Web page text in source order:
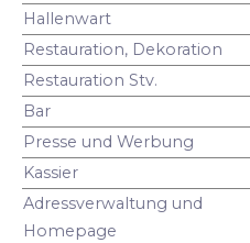
Hallenwart
Restauration, Dekoration
Restauration Stv.
Bar
Presse und Werbung
Kassier
Adressverwaltung und
Homepage